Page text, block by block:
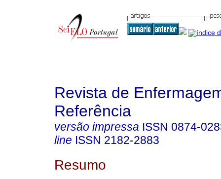
Revista de
Referência
versão impressa ISSN 0874-
line ISSN 2182-2883
Resumo